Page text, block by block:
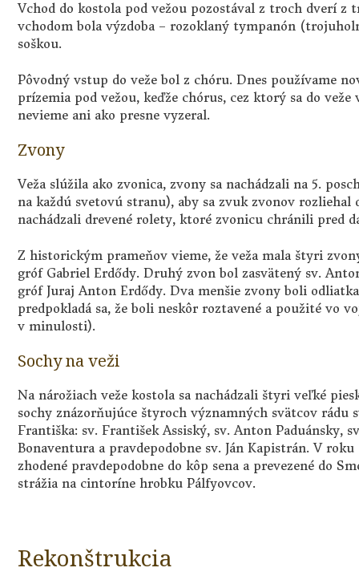
Vchod do kostola pod vežou pozostával z troch dverí z
vchodom bola výzdoba – rozoklaný tympanón
soškou.
Pôvodný vstup do veže bol z chóru. Dnes používame
prízemia pod vežou, keďže chórus, cez ktorý sa do veže
nevieme ani ako presne vyzeral.
Zvony
Veža slúžila ako zvonica, zvony sa nachádzali na 5.
na každú svetovú stranu), aby sa zvuk zvonov rozliehal
nachádzali drevené rolety, ktoré zvonicu chránili pred
Z historickým prameňov vieme, že veža mala štyri
gróf Gabriel Erdődy. Druhý zvon bol zasvätený sv.
gróf Juraj Anton Erdődy. Dva menšie zvony boli
predpokladá sa, že boli neskôr roztavené a použité vo
v minulosti).
Sochy na veži
Na nárožiach veže kostola sa nachádzali štyri veľké
sochy znázorňujúce štyroch významných svätcov rádu
Františka: sv. František Assiský, sv. Anton Paduánsky,
Bonaventura a pravdepodobne sv. Ján Kapistrán. V roku
zhodené pravdepodobne do kôp sena a prevezené do
strážia na cintoríne hrobku Pálfyovcov.
Rekonštrukcia